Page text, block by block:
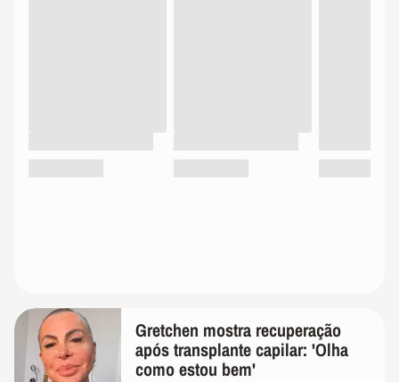
Gretchen mostra recuperação
após transplante capilar: 'Olha
como estou bem'